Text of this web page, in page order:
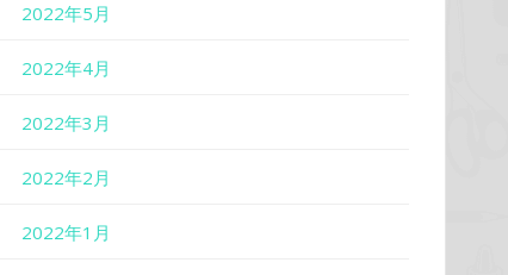
2022年5月
2022年4月
2022年3月
2022年2月
2022年1月